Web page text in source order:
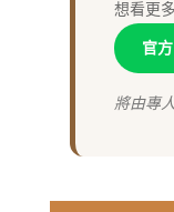
想看更
官
將由專